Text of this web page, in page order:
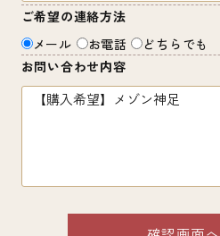
ご希望の連絡方法
メール
お電話
どちらでも
お問い合わせ内容